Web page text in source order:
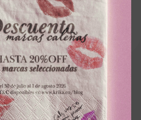
el resumen…